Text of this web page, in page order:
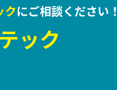
クにご相談ください！
ック